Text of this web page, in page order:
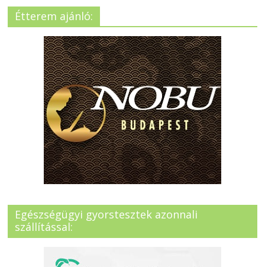
Étterem ajánló:
Egészségügyi gyorstesztek azonnali
szállítással: